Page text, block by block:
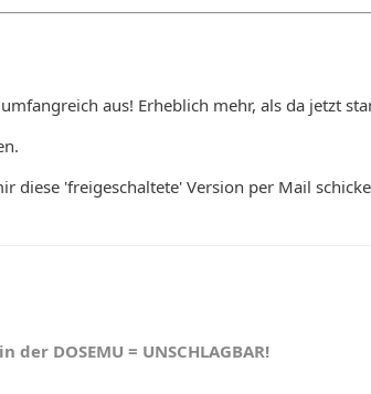
aus! Erheblich mehr, als da jetzt
diese 'freigeschaltete' Version per Mail
der DOSEMU = UNSCHLAGBAR!